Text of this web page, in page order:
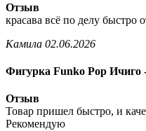
Отзыв
красава всё по делу быстро
Камила 02.06.2026
Фигурка Funko Pop Ичиго
Отзыв
Товар пришел быстро, и
Рекомендую